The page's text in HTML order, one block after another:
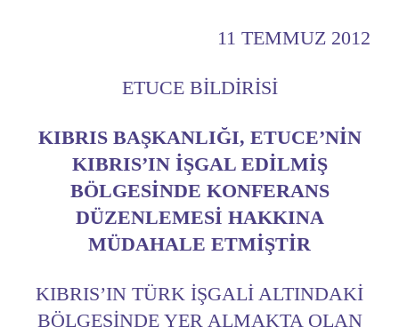
11 TEMMUZ 2012
ETUCE BİLDİRİSİ
KIBRIS BAŞKANLIĞI, ETUCE’NIN
KIBRIS’IN IŞGAL EDILMIŞ
BÖLGESINDE KONFERANS
DÜZENLEMESI HAKKINA
MÜDAHALE ETMIŞTIR
KIBRIS’IN TÜRK IŞGALI ALTINDAKI
BÖLGESINDE YER ALMAKTA OLAN